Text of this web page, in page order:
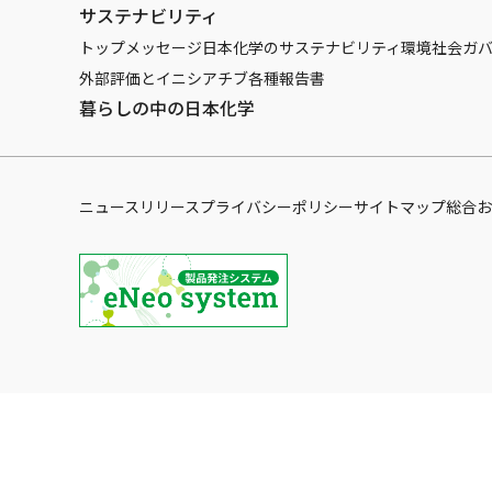
サステナビリティ
トップメッセージ日本化学のサステナビリティ環境社会ガ
外部評価とイニシアチブ各種報告書
暮らしの中の日本化学
ニュースリリースプライバシーポリシーサイトマップ総合